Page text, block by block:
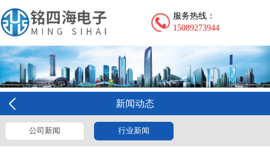
服务热线：
15089273944
新闻动态
公司新闻 行业新闻